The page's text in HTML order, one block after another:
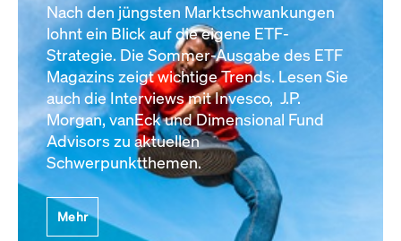
Nach den jüngsten Marktschwankungen
lohnt ein Blick auf die eigene ETF-
Strategie. Die Sommer-Ausgabe des ETF
Magazins zeigt wichtige Trends. Lesen Sie
auch die Interviews mit Invesco, J.P.
Morgan, vanEck und Dimensional Fund
Advisors zu aktuellen
Schwerpunktthemen.
Mehr